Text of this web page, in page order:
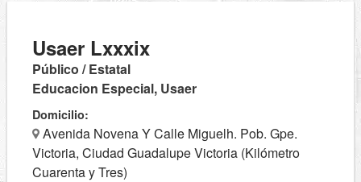
Usaer Lxxxix
Público / Estatal
Educacion Especial, Usaer
Domicilio:
Avenida Novena Y Calle Miguelh. Pob. Gpe.
Victoria, Ciudad Guadalupe Victoria (Kilómetro
Cuarenta y Tres)